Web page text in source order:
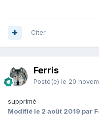
Citer
Ferris
Posté(e) le 20
supprimé
Modifié le 2 août 2019 par